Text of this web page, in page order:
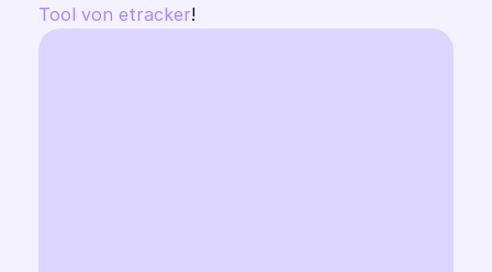
Tool von etracker!